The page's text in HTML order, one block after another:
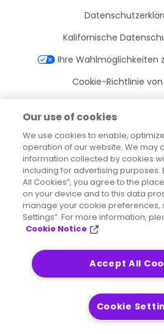
Kalifornische
Ihre Wahlmöglichkeiten
Cookie-Richtlinie
Marken
Juristische
Rechtliche
Impressum
2026 ©
Our use of cookies
We use cookies to enable,
operation of our website. We may
information collected by cookies
including for advertising purposes.
All Cookies”, you agree to the
on your device and to this data
manage your cookie preferences,
Settings”. For more information,
Cookie Notice
Accept All
Cookie